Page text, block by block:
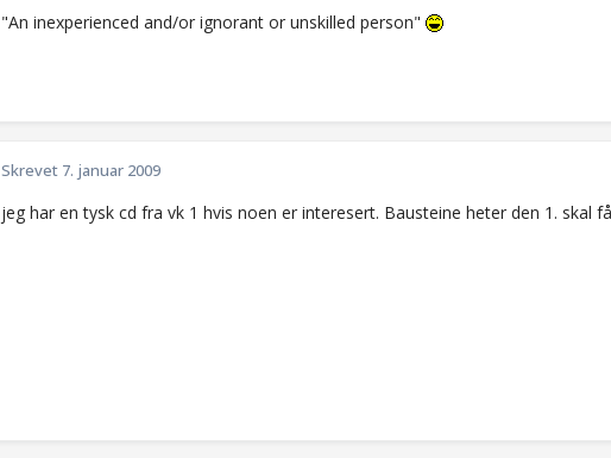
"An inexperienced and/or ignorant or unskilled person"
Skrevet 7. januar 2009
jeg har en tysk cd fra vk 1 hvis noen er interesert. Bausteine heter den 1. skal